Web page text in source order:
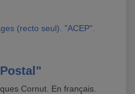
(recto seul). "ACEP".
Cornut. En français.